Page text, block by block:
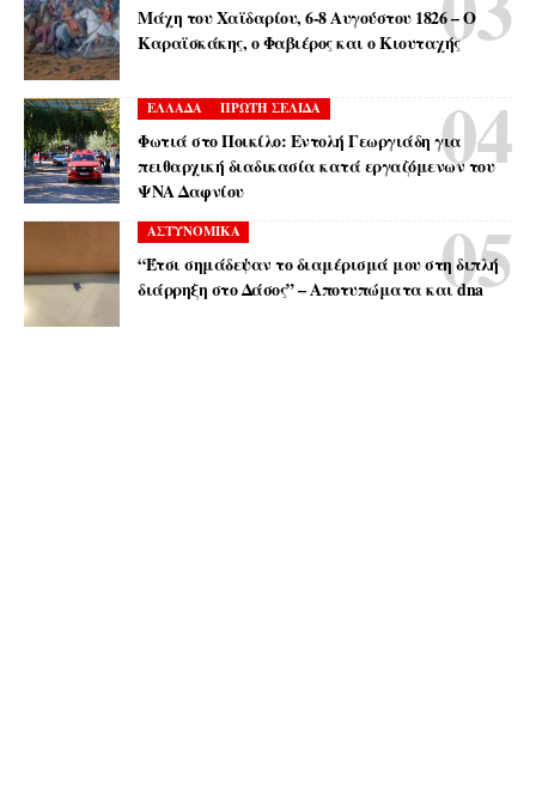
Μάχη του Χαϊδαρίου, 6-8 Αυγούστου 1826 – Ο
Καραϊσκάκης, ο Φαβιέρος και ο Κιουταχής
ΕΛΛΑΔΑ ΠΡΩΤΗ ΣΕΛΙΔΑ
Φωτιά στο Ποικίλο: Εντολή Γεωργιάδη για
πειθαρχική διαδικασία κατά εργαζόμενων του
ΨΝΑ Δαφνίου
ΑΣΤΥΝΟΜΙΚΑ
“Έτσι σημάδεψαν το διαμέρισμά μου στη διπλή
διάρρηξη στο Δάσος” – Αποτυπώματα και dna